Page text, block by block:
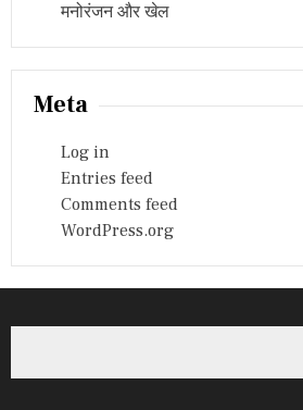
मनोरंजन और खेल
Meta
Log in
Entries feed
Comments feed
WordPress.org